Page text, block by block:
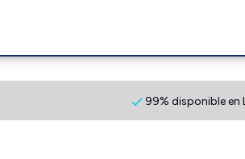
99% disponible en